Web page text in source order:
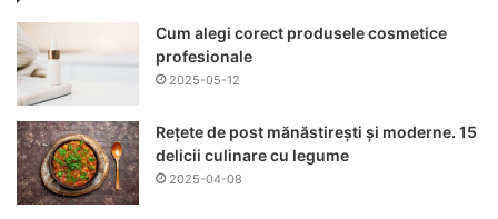
Cum alegi corect produsele cosmetice
profesionale
2025-05-12
Rețete de post mănăstirești și moderne. 15
delicii culinare cu legume
2025-04-08